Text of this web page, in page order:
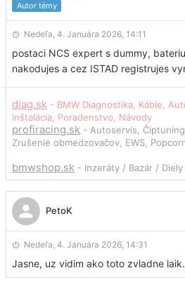
Autor témy
Nedeľa, 4. Januára 2026, 14:11
postaci NCS expert s dummy,
nakodujes a cez ISTAD registrujes
diag.sk - BMW Diagnostika, Káble,
inštalácia, Poradenstvo, Návody
profiracing.sk - Autoservis,
Zrušenie obmedzovačov, EWS,
bmwshop.sk - Inzeráty / Bazár / Diely
PetoK
Nedeľa, 4. Januára 2026, 14:31
Jasne, uz vidim ako toto zvladne